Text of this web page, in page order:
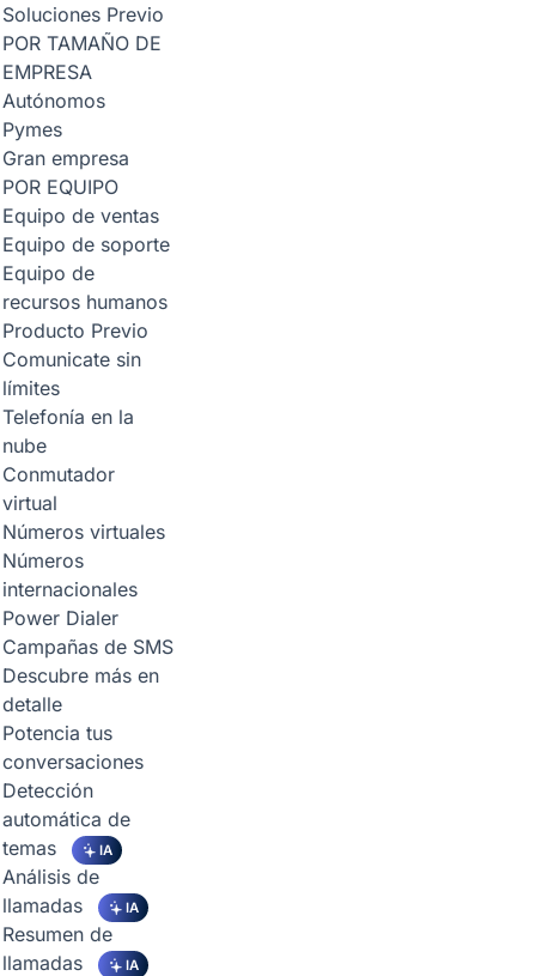
Soluciones Previo
POR TAMAÑO DE
EMPRESA
Autónomos
Pymes
Gran empresa
POR EQUIPO
Equipo de ventas
Equipo de soporte
Equipo de
recursos humanos
Producto Previo
Comunicate sin
límites
Telefonía en la
nube
Conmutador
virtual
Números virtuales
Números
internacionales
Power Dialer
Campañas de SMS
Descubre más en
detalle
Potencia tus
conversaciones
Detección
automática de
temas
IA
Análisis de
llamadas
IA
Resumen de
llamadas
IA